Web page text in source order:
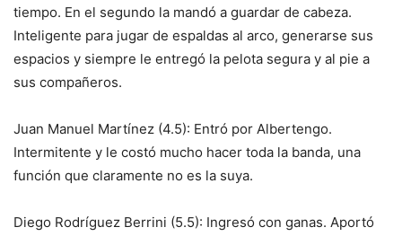
tiempo. En el segundo la mandó a guardar de cabeza.
Inteligente para jugar de espaldas al arco, generarse sus
espacios y siempre le entregó la pelota segura y al pie a
sus compañeros.
Juan Manuel Martínez (4.5): Entró por Albertengo.
Intermitente y le costó mucho hacer toda la banda, una
función que claramente no es la suya.
Diego Rodríguez Berrini (5.5): Ingresó con ganas. Aportó